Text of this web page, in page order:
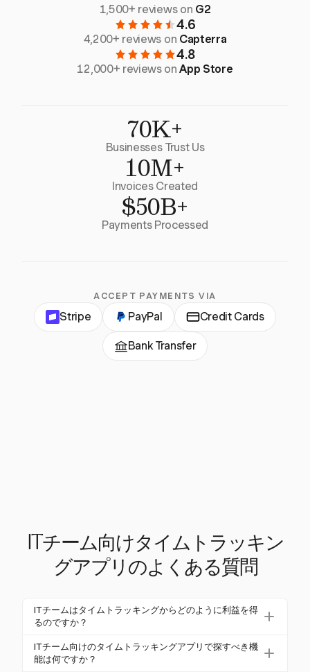
1,500+ reviews on G2
4.6
4,200+ reviews on Capterra
4.8
12,000+ reviews onApp Store
70K+
Businesses Trust Us
10M+
Invoices Created
$50B+
Payments Processed
ACCEPT PAYMENTS VIA
Stripe PayPal Credit Cards
Bank Transfer
ITチーム向けタイムトラッキン
グアプリのよくある質問
ITチームはタイムトラッキングからどのように利益を得
るのですか？
タイムトラッキングは、プロジェクトのタイムライ
ンに関する洞察を提供し、リソースの利用を向上さ
ITチーム向けのタイムトラッキングアプリで探すべき機
能は何ですか？